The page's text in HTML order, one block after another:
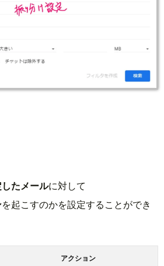
たメールに対して
を起こすのかを設定することができ
アクション